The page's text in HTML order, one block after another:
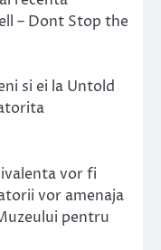
– Dont Stop the
si ei la Untold
vor fi
vor amenaja
pentru